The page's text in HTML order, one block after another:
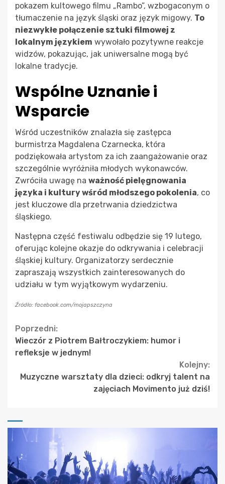
pokazem kultowego filmu „Rambo”, wzbogaconym o
tłumaczenie na język śląski oraz język migowy. To
niezwykłe połączenie sztuki filmowej z
lokalnym językiem wywołało pozytywne reakcje
widzów, pokazując, jak uniwersalne mogą być
lokalne tradycje.
Wspólne Uznanie i
Wsparcie
Wśród uczestników znalazła się zastępca
burmistrza Magdalena Czarnecka, która
podziękowała artystom za ich zaangażowanie oraz
szczególnie wyróżniła młodych wykonawców.
Zwróciła uwagę na ważność pielęgnowania
języka i kultury wśród młodszego pokolenia, co
jest kluczowe dla przetrwania dziedzictwa
śląskiego.
Następna część festiwalu odbędzie się 19 lutego,
oferując kolejne okazje do odkrywania i celebracji
śląskiej kultury. Organizatorzy serdecznie
zapraszają wszystkich zainteresowanych do
udziału w tym wyjątkowym wydarzeniu.
Źródło: facebook.com/mojapszczyna
Continue
Reading
Poprzedni:
Wieczór z Piotrem Bałtroczykiem: humor i
refleksje w jednym!
Kolejny:
Muzyczne warsztaty dla dzieci: odkryj talent na
zajęciach Movimento już dziś!